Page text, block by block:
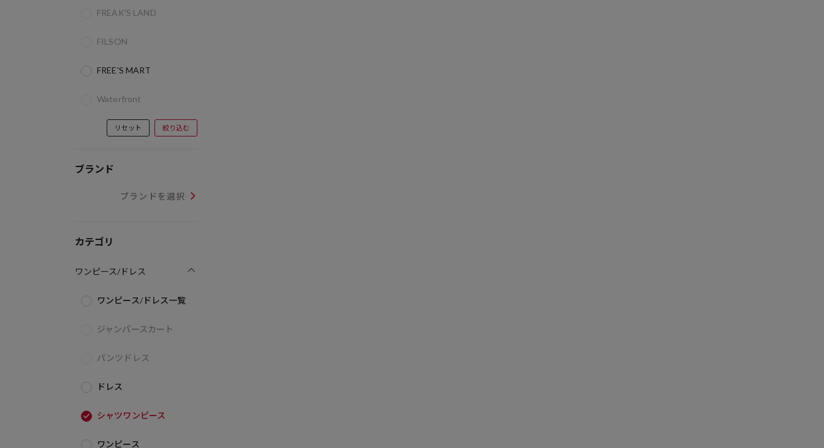
FREAK'S LAND
FILSON
FREE'S MART
Waterfront
リセット 絞り込む
ブランド
ブランドを選択
カテゴリ
ワンピース/ドレス
ワンピース/ドレス一覧
ジャンパースカート
パンツドレス
ドレス
シャツワンピース
ワンピース